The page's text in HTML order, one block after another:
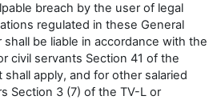
breach by the user of legal
regulated in these General
be liable in accordance with the
civil servants Section 41 of the
shall apply, and for other salaried
Section 3 (7) of the TV-L or